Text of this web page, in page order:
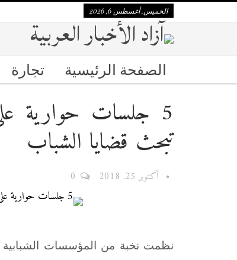
الخميس, أغسطس 6, 2026
الصفحة الرئيسية تجارة
5 جلسات حوارية
تبحث قضايا الشباب
أكتوبر 25, 2018
نظمت نخبة من المؤسسات